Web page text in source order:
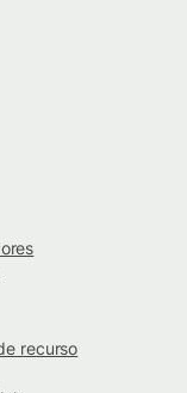
recurso